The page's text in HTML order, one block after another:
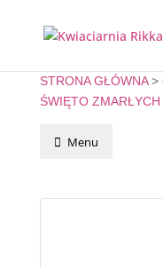
STRONA GŁÓWNA>
ŚWIĘTO ZMARŁYCH
Menu